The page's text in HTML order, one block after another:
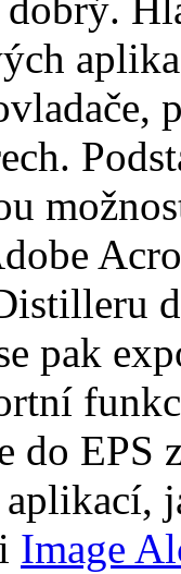
pak
do
aplikací,
Image